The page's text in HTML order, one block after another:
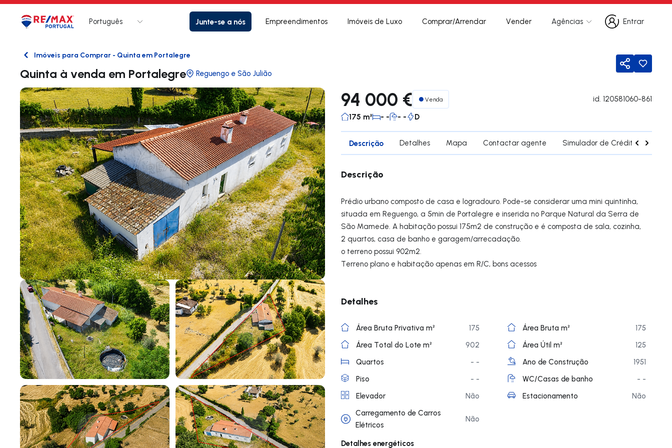
Logo Ir para página inicial
Português Junte-se a nós Empreendimentos Imóveis de Luxo Comprar/Arrendar Vender Agências
Entrar
Entrar
VoltarImóveis para Comprar - Quinta em Portalegre
Quinta à venda em Portalegre Reguengo e São Julião Partilhar
94 000 € Venda id. 120581060-861
175 m² - - - - D
Descrição Detalhes Mapa Contactar agente Simulador de Crédito
Descrição
Prédio urbano composto de casa e logradouro. Pode-se considerar uma mini quintinha,
situada em Reguengo, a 5min de Portalegre e inserida no Parque Natural da Serra de
São Mamede. A habitação possui 175m2 de construção e é composta de sala, cozinha,
2 quartos, casa de banho e garagem/arrecadação.
o terreno possui 902m2.
Terreno plano e habitação apenas em R/C, bons acessos
Detalhes
Área Bruta Privativa m² 175 Área Bruta m²
175
Área Total do Lote m²
902 Área Útil m²
125
Quartos
- - Ano de Construção
1951
Piso
- - WC/Casas de banho
- -
Elevador
Não Estacionamento
Não
Carregamento de Carros
Elétricos
Não
Detalhes energéticos